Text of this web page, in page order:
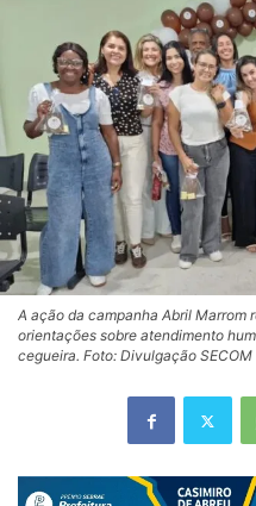
A ação da campanha Abril Marrom
orientações sobre atendimento
cegueira. Foto: Divulgação SECOM